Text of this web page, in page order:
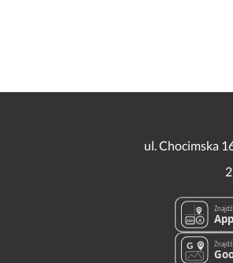
ul. Chocimska
280 A
G